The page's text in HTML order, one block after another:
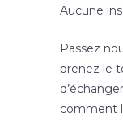
Aucune
Passez
prenez le
comment